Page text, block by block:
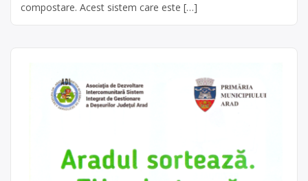
compostare. Acest sistem care este […]